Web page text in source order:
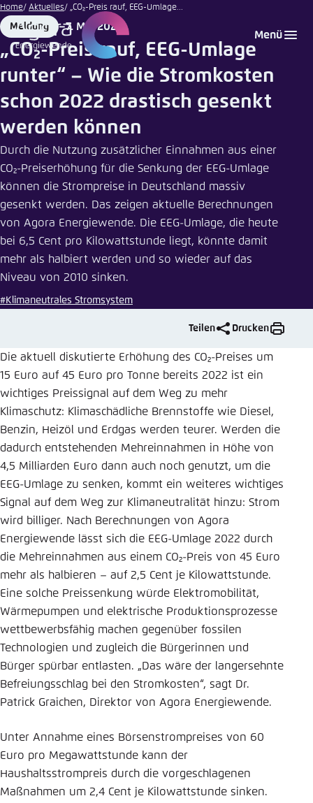
Zum
Hauptinhalt
gehen
Menü
Home Aktuelles „CO₂-Preis rauf, EEG-Umlage...
Format
Meldung
Date
7. Mai 2021
„CO₂-Preis rauf, EEG-Umlage
runter“ – Wie die Stromkosten
schon 2022 drastisch gesenkt
werden können
Durch die Nutzung zusätzlicher Einnahmen aus einer
CO₂-Preiserhöhung für die Senkung der EEG-Umlage
können die Strompreise in Deutschland massiv
gesenkt werden. Das zeigen aktuelle Berechnungen
von Agora Energiewende. Die EEG-Umlage, die heute
bei 6,5 Cent pro Kilowattstunde liegt, könnte damit
mehr als halbiert werden und so wieder auf das
Niveau von 2010 sinken.
#Klimaneutrales Stromsystem
Asobinin
| iStock
Teilen Drucken
Die aktuell diskutierte Erhöhung des CO₂-Preises um
15 Euro auf 45 Euro pro Tonne bereits 2022 ist ein
wichtiges Preissignal auf dem Weg zu mehr
Klimaschutz: Klimaschädliche Brennstoffe wie Diesel,
Benzin, Heizöl und Erdgas werden teurer. Werden die
dadurch entstehenden Mehreinnahmen in Höhe von
4,5 Milliarden Euro dann auch noch genutzt, um die
EEG-Umlage zu senken, kommt ein weiteres wichtiges
Signal auf dem Weg zur Klimaneutralität hinzu: Strom
wird billiger. Nach Berechnungen von Agora
Energiewende lässt sich die EEG-Umlage 2022 durch
die Mehreinnahmen aus einem CO₂-Preis von 45 Euro
mehr als halbieren – auf 2,5 Cent je Kilowattstunde.
Eine solche Preissenkung würde Elektromobilität,
Wärmepumpen und elektrische Produktionsprozesse
wettbewerbsfähig machen gegenüber fossilen
Technologien und zugleich die Bürgerinnen und
Bürger spürbar entlasten. „Das wäre der langersehnte
Befreiungsschlag bei den Stromkosten“, sagt Dr.
Patrick Graichen, Direktor von Agora Energiewende.
Unter Annahme eines Börsenstrompreises von 60
Euro pro Megawattstunde kann der
Haushaltsstrompreis durch die vorgeschlagenen
Maßnahmen um 2,4 Cent je Kilowattstunde sinken.
Login
Melden Sie sich an um ..., ... und ... zu verwalten.
Benutzername*
Passwort Passwort vergessen?
Abbrechen
Sprache auswählen
Englisch
Deutsch
Agora Think Tanks
Erscheinungsbild der Webseite
Diese Webseite passt ihr Farbschema basierend
auf Ihren Einstellungen an. Wählen Sie aus,
verwenden möchten.
Hell
Dunkel
Automatisch
Einstellung für diese Webseite im Browser
speichern
Übernehmen